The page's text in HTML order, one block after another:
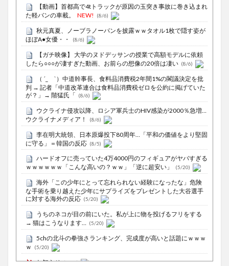
【動画】首都高で4tトラックが原因の玉突き事故に巻き込まれ
た軽バンの車載。
NEW! (8/6)
秋元真夏、ノーブラノーパンを披露ｗｗタオル1枚で隠す姿が
ほぼA●女優・・
(8/6)
【ガチ映像】 大学のヌドデッサンの授業で高額モデルに依頼
したら○○○が凄すぎた動画、お前らの想像の20倍は凄い (8/6)
（ ´_ゝ`）中道幹事長、食料品消費税2年間1%の閣議決定を批
判 → 記者「中道改革連合は食料品消費税ゼロを公約に掲げていた
が？」→ 階猛氏「 (8/6)
ウクライナ侵攻以降、ロシア軍兵士のHIV感染が2000％急増…
ウクライナメディア！
(8/6)
李在明大統領、日本原爆投下80周年…「平和の価値をより堅固
に守る」＝韓国の反応 (8/5)
ハードオフに売っていた4万4000円のフィギュアがヤバすぎる
ｗｗｗｗｗｗ「こんな高いの？ｗｗ」「逆に超安い」
(5/20)
海外「この少年にとって忘れられない経験になったな」危険
な手術を乗り越えた少年にサプライズをプレゼントした大谷選手
に対する海外の反応 (5/20)
うちのネコが目の前にいた。私が上に物を投げるフリをする
→ 猫はこうなります… (5/20)
5chの北斗の拳強さランキング、完成度が高いと話題にｗｗｗ
ｗ
(5/20)
お知らせ (3/25)